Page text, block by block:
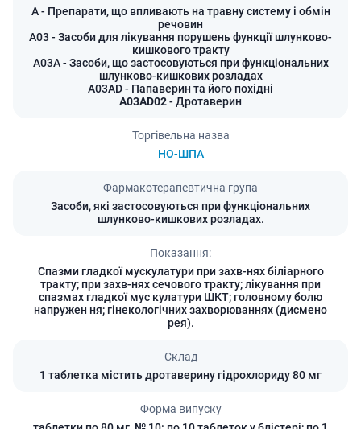
A- Препарати, що впливають на травну систему і обмін
речовин
A03 - Засоби для лікування порушень функції шлунково-
кишкового тракту
A03A- Засоби, що застосовуються при функціональних
шлунково-кишкових розладах
A03AD- Папаверин та його похідні
A03AD02- Дротаверин
Торгівельна назва
НО-ШПА
Фармакотерапевтична група
Засоби, які застосовуються при функціональних
шлунково-кишкових розладах.
Показання:
Спазми гладкої мускулатури при захв-нях біліарного
тракту; при захв-нях сечового тракту; лікування при
спазмах гладкої мус кулатури ШКТ; головному болю
напружен ня; гінекологічних захворюваннях (дисмено
рея).
Склад
1 таблетка містить дротаверину гідрохлориду 80 мг
Форма випуску